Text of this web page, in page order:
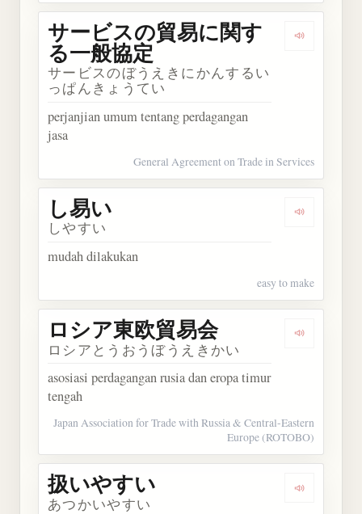
サービスの貿易に関す
る一般協定
サービスのぼうえきにかんするい
っぱんきょうてい
perjanjian umum tentang perdagangan
jasa
General Agreement on Trade in Services
Dengarkan
し易い
しやすい
mudah dilakukan
easy to make
Dengarkan
ロシア東欧貿易会
ロシアとうおうぼうえきかい
asosiasi perdagangan rusia dan eropa timur
tengah
Japan Association for Trade with Russia & Central-Eastern
Europe (ROTOBO)
Dengarkan
扱いやすい
あつかいやすい